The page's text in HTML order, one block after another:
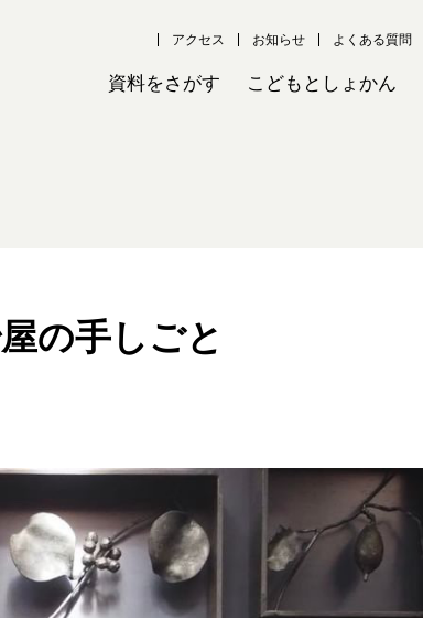
アクセス お知らせ よくある質問
資料をさがす こどもとしょかん
の手しごと